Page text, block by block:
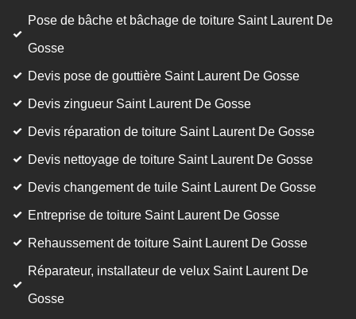
Pose de bâche et bâchage de toiture Saint Laurent De
Gosse
Devis pose de gouttière Saint Laurent De Gosse
Devis zingueur Saint Laurent De Gosse
Devis réparation de toiture Saint Laurent De Gosse
Devis nettoyage de toiture Saint Laurent De Gosse
Devis changement de tuile Saint Laurent De Gosse
Entreprise de toiture Saint Laurent De Gosse
Rehaussement de toiture Saint Laurent De Gosse
Réparateur, installateur de velux Saint Laurent De
Gosse